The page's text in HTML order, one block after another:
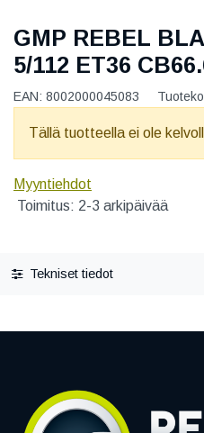
GMP REBEL
5/112 ET36
EAN: 8002000045083
Tällä tuotteella ei ole
Myyntiehdot
Toimitus: 2-3 arkipäivää
Tekniset tiedot